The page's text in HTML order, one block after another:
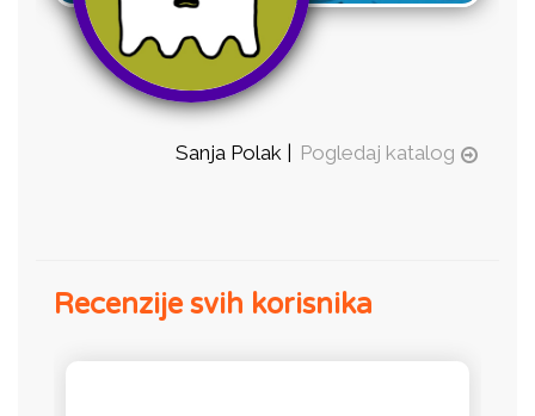
Sanja Polak | Pogledaj katalog
Recenzije svih korisnika